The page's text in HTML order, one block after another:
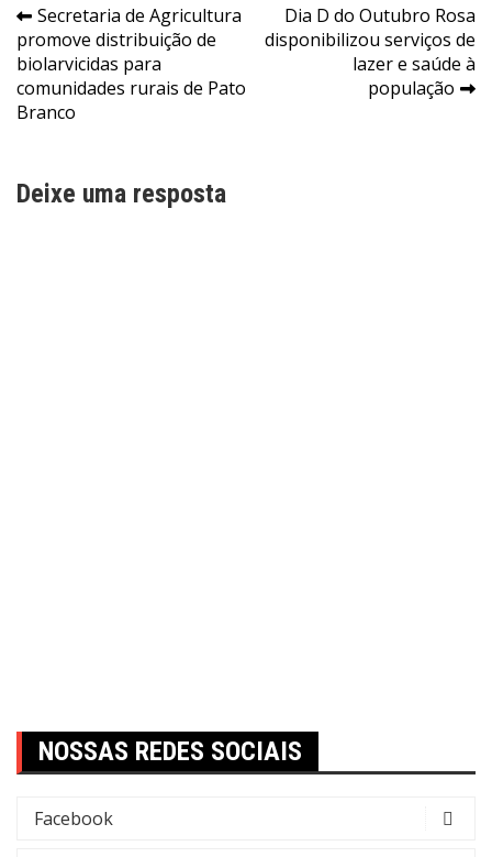
Navegação
de
Post
Secretaria de Agricultura
promove distribuição de
biolarvicidas para
comunidades rurais de Pato
Branco
Dia D do Outubro Rosa
disponibilizou serviços de
lazer e saúde à
população
Deixe uma resposta
NOSSAS REDES SOCIAIS
Facebook